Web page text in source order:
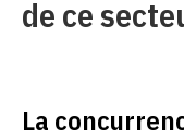
de ce
La